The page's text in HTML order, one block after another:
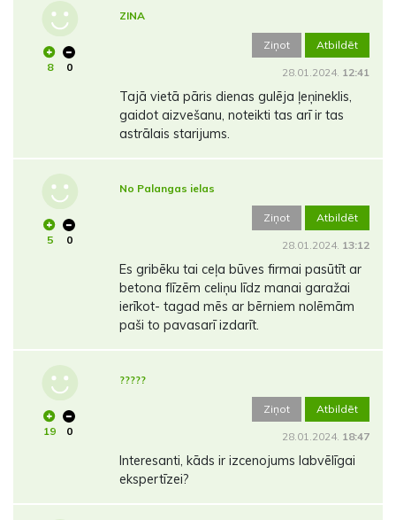
8 0
ZINA
Ziņot Atbildēt
28.01.2024. 12:41
Tajā vietā pāris dienas gulēja ļeņineklis,
gaidot aizvešanu, noteikti tas arī ir tas
astrālais starijums.
5 0
No Palangas ielas
Ziņot Atbildēt
28.01.2024. 13:12
Es gribēku tai ceļa būves firmai pasūtīt ar
betona flīzēm celiņu līdz manai garažai
ierīkot- tagad mēs ar bērniem nolēmām
paši to pavasarī izdarīt.
19 0
?????
Ziņot Atbildēt
28.01.2024. 18:47
Interesanti, kāds ir izcenojums labvēlīgai
ekspertīzei?